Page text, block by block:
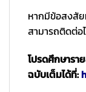
หากมีข้อสงสั
สามารถติดต่อ
โปรดศึกษารา
ฉบับเต็มได้ที่: